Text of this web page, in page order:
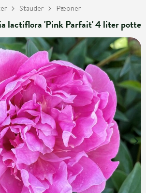
Stauder Pæoner
lactiflora 'Pink Parfait' 4 liter potte